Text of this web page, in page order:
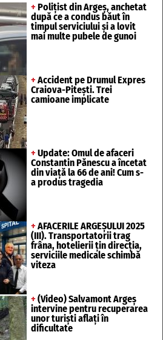
+ Polițist din Argeș, anchetat
după ce a condus băut în
timpul serviciului și a lovit
mai multe pubele de gunoi
+ Accident pe Drumul Expres
Craiova-Pitești. Trei
camioane implicate
+ Update: Omul de afaceri
Constantin Pănescu a încetat
din viață la 66 de ani! Cum s-
a produs tragedia
+ AFACERILE ARGEȘULUI 2025
(III). Transportatorii trag
frâna, hotelierii țin direcția,
serviciile medicale schimbă
viteza
+ (Video) Salvamont Argeș
intervine pentru recuperarea
unor turişti aflaţi în
dificultate